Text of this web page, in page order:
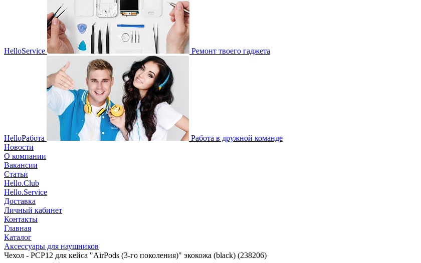
HelloService Ремонт твоего гаджета
HelloРабота
Работа в дружной команде
Новости
О компании
Вакансии
Статьи
Hello.Club
Hello.Service
Доставка
Личный кабинет
Контакты
Главная
Каталог
Аксессуары для наушников
Чехол - PCP12 для кейса "AirPods (3-го поколения)" экокожа (black) (238206)